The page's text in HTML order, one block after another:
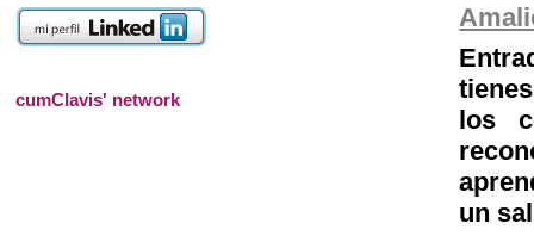
los
un
cumClavis' network